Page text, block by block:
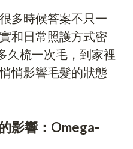
多時候答案不只一
和日常照護方式密
梳一次毛，到家裡
悄影響毛髮的狀態
影響：Omega-